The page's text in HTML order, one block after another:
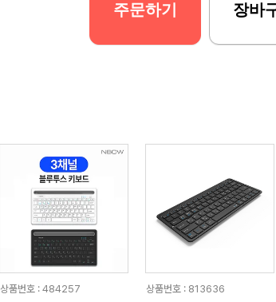
주문하기 장바
상품번호 : 484257
상품번호 : 813636